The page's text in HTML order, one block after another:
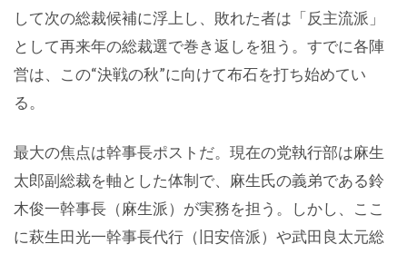
して次の総裁候補に浮上し、敗れた者は「反主流派」
として再来年の総裁選で巻き返しを狙う。すでに各陣
営は、この“決戦の秋”に向けて布石を打ち始めてい
る。
最大の焦点は幹事長ポストだ。現在の党執行部は麻生
太郎副総裁を軸とした体制で、麻生氏の義弟である鈴
木俊一幹事長（麻生派）が実務を担う。しかし、ここ
に萩生田光一幹事長代行（旧安倍派）や武田良太元総